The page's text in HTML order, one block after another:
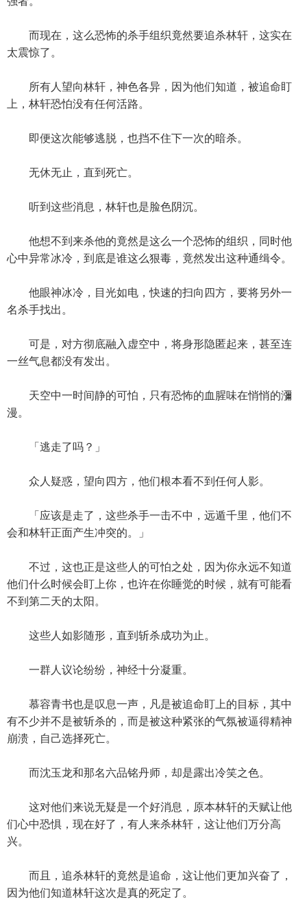
而现在，这么恐怖的杀手组织竟然要追杀林轩，这实在
太震惊了。
所有人望向林轩，神色各异，因为他们知道，被追命盯
上，林轩恐怕没有任何活路。
即便这次能够逃脱，也挡不住下一次的暗杀。
无休无止，直到死亡。
听到这些消息，林轩也是脸色阴沉。
他想不到来杀他的竟然是这么一个恐怖的组织，同时他
心中异常冰冷，到底是谁这么狠毒，竟然发出这种通缉令。
他眼神冰冷，目光如电，快速的扫向四方，要将另外一
名杀手找出。
可是，对方彻底融入虚空中，将身形隐匿起来，甚至连
一丝气息都没有发出。
天空中一时间静的可怕，只有恐怖的血腥味在悄悄的瀰
漫。
「逃走了吗？」
众人疑惑，望向四方，他们根本看不到任何人影。
「应该是走了，这些杀手一击不中，远遁千里，他们不
会和林轩正面产生冲突的。」
不过，这也正是这些人的可怕之处，因为你永远不知道
他们什么时候会盯上你，也许在你睡觉的时候，就有可能看
不到第二天的太阳。
这些人如影随形，直到斩杀成功为止。
一群人议论纷纷，神经十分凝重。
慕容青书也是叹息一声，凡是被追命盯上的目标，其中
有不少并不是被斩杀的，而是被这种紧张的气氛被逼得精神
崩溃，自己选择死亡。
而沈玉龙和那名六品铭丹师，却是露出冷笑之色。
这对他们来说无疑是一个好消息，原本林轩的天赋让他
们心中恐惧，现在好了，有人来杀林轩，这让他们万分高
兴。
而且，追杀林轩的竟然是追命，这让他们更加兴奋了，
因为他们知道林轩这次是真的死定了。